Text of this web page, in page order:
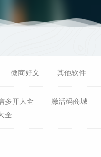
微商好文 其他软件
多开大全 激活码商城
全